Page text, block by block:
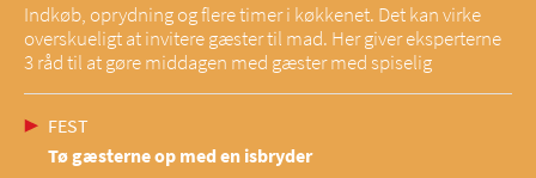
Indkøb, oprydning og flere timer i køkkenet. Det kan virke
overskueligt at invitere gæster til mad. Her giver eksperterne
3 råd til at gøre middagen med gæster med spiselig
FEST
Tø gæsterne op med en isbryder